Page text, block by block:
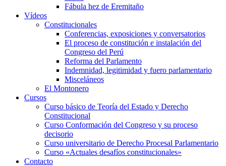
Fábula hez de Eremitaño
Vídeos
Constitucionales
Conferencias, exposiciones y conversatorios
El proceso de constitución e instalación del
Congreso del Perú
Reforma del Parlamento
Indemnidad, legitimidad y fuero parlamentario
Misceláneos
El Montonero
Cursos
Curso básico de Teoría del Estado y Derecho
Constitucional
Curso Conformación del Congreso y su proceso
decisorio
Curso universitario de Derecho Procesal Parlamentario
Curso «Actuales desafíos constitucionales»
Contacto